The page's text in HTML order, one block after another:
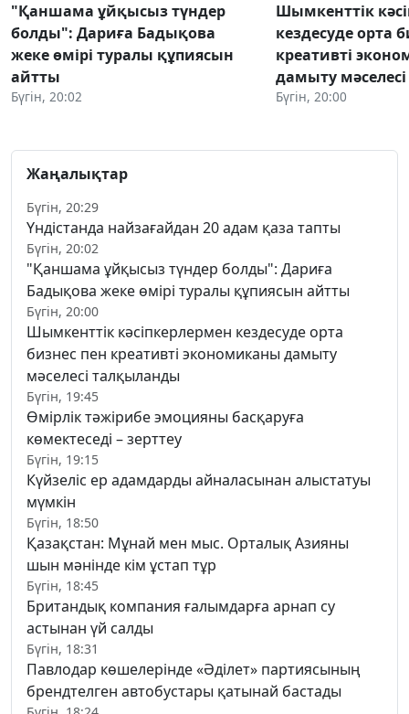
"Қаншама ұйқысыз түндер
болды": Дариға Бадықова
жеке өмірі туралы құпиясын
айтты
Бүгін, 20:02
Шымкенттік
кездесуде орта
креативті
дамыту
Бүгін, 20:00
Жаңалықтар
Бүгін, 20:29
Үндістанда найзағайдан 20 адам қаза тапты
Бүгін, 20:02
"Қаншама ұйқысыз түндер болды": Дариға
Бадықова жеке өмірі туралы құпиясын айтты
Бүгін, 20:00
Шымкенттік кәсіпкерлермен кездесуде орта
бизнес пен креативті экономиканы дамыту
мәселесі талқыланды
Бүгін, 19:45
Өмірлік тәжірибе эмоцияны басқаруға
көмектеседі – зерттеу
Бүгін, 19:15
Күйзеліс ер адамдарды айналасынан алыстатуы
мүмкін
Бүгін, 18:50
Қазақстан: Мұнай мен мыс. Орталық Азияны
шын мәнінде кім ұстап тұр
Бүгін, 18:45
Британдық компания ғалымдарға арнап су
астынан үй салды
Бүгін, 18:31
Павлодар көшелерінде «Әділет» партиясының
брендтелген автобустары қатынай бастады